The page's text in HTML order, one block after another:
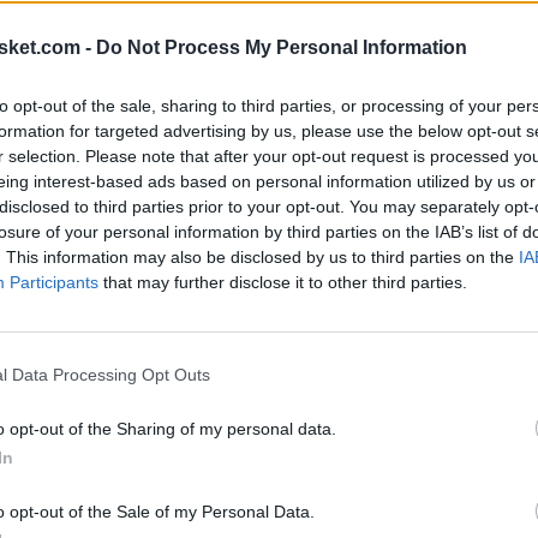
- Do Not Process My Personal Information
opt-out of the sale, sharing to third parties, or processing of your
for targeted advertising by us, please use the below opt-out
selection. Please note that after your opt-out request is processed
interest-based ads based on personal information utilized by us
to third parties prior to your opt-out. You may separately
of your personal information by third parties on the IAB’s list of
This information may also be disclosed by us to third parties on the
Participants that may further disclose it to other third parties.
Data Processing Opt Outs
opt-out of the Sharing of my personal data.
opt-out of the Sale of my Personal Data.
durante laCopa del Mundo Sub-17en
ya sea mediante pick-and-roll, pick-and-pop
débiles en su juego, como su dificultad para
en el manejo del balón que han ocasionado
durante la temporada en la NBL si Sarr